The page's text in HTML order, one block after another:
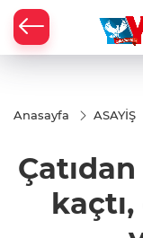
Anasayfa ASAYİŞ